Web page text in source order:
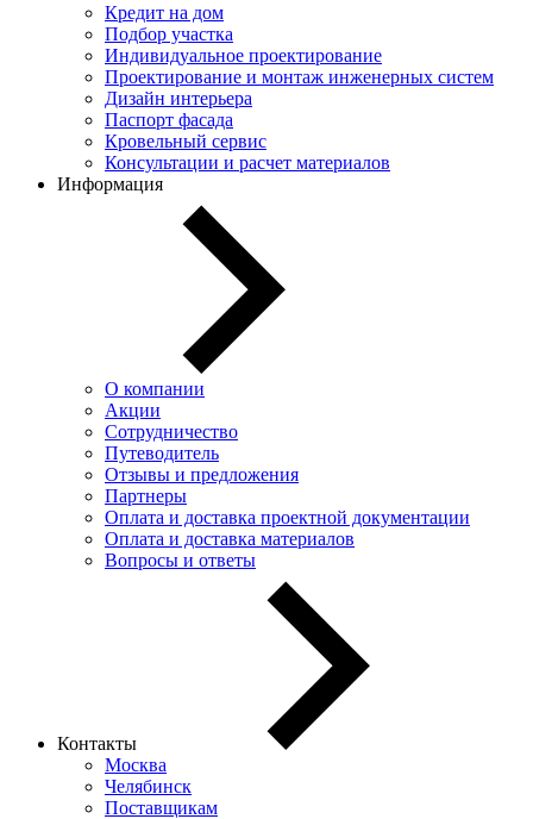
Кредит на дом
Подбор участка
Индивидуальное проектирование
Проектирование и монтаж инженерных систем
Дизайн интерьера
Паспорт фасада
Кровельный сервис
Консультации и расчет материалов
Информация
О компании
Акции
Сотрудничество
Путеводитель
Отзывы и предложения
Партнеры
Оплата и доставка проектной документации
Оплата и доставка материалов
Вопросы и ответы
Контакты
Москва
Челябинск
Поставщикам